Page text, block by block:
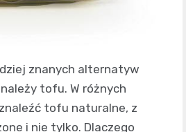
znanych alternatyw
tofu. W różnych
tofu naturalne, z
i nie tylko. Dlaczego